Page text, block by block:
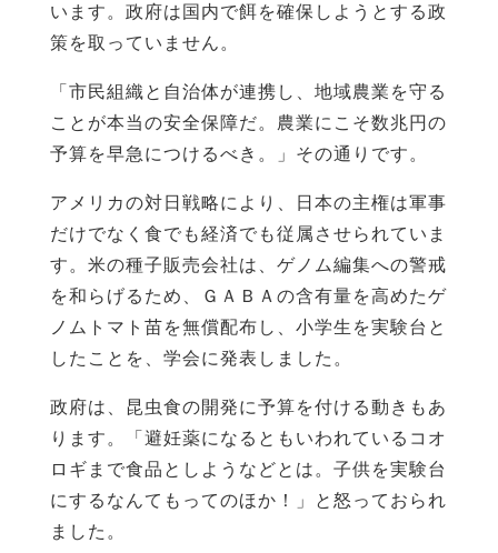
います。政府は国内で餌を確保しようとする政
策を取っていません。
「市民組織と自治体が連携し、地域農業を守る
ことが本当の安全保障だ。農業にこそ数兆円の
予算を早急につけるべき。」その通りです。
アメリカの対日戦略により、日本の主権は軍事
だけでなく食でも経済でも従属させられていま
す。米の種子販売会社は、ゲノム編集への警戒
を和らげるため、ＧＡＢＡの含有量を高めたゲ
ノムトマト苗を無償配布し、小学生を実験台と
したことを、学会に発表しました。
政府は、昆虫食の開発に予算を付ける動きもあ
ります。「避妊薬になるともいわれているコオ
ロギまで食品としようなどとは。子供を実験台
にするなんてもってのほか！」と怒っておられ
ました。